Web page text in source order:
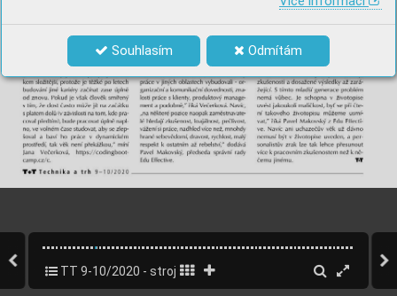
Souhlasím Odmítám
TT 9-10/2020 - strojírenský speciál